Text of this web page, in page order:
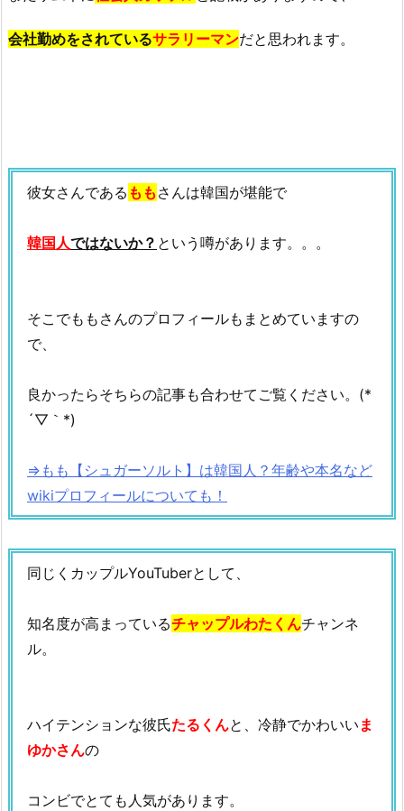
会社勤めをされているサラリーマンだと思われます。
彼女さんである もも さんは韓国が堪能で
韓国人ではないか？ という噂があります。。。
そこでももさんのプロフィールもまとめていますの
で、
良かったらそちらの記事も合わせてご覧ください。(*
´▽｀*)
⇒もも【シュガーソルト】は韓国人？年齢や本名など
wikiプロフィールについても！
同じくカップルYouTuberとして、
知名度が高まっているチャップルわたくんチャンネ
ル。
ハイテンションな彼氏たるくんと、冷静でかわいい ま
ゆかさんの
コンビでとても人気があります。